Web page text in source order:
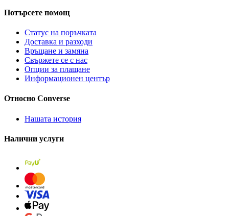
Потърсете помощ
Статус на поръчката
Доставка и разходи
Връщане и замяна
Свържете се с нас
Опции за плащане
Информационен център
Относно Converse
Нашата история
Налични услуги